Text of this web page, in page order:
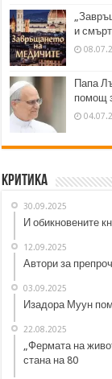
и смърт
Папа
помощ
Критика
30.09.2025
И обикновените
12.09.2025
Автори за
03.09.2025
Изадора Муун
22.08.2025
„Фермата на
стана на 80